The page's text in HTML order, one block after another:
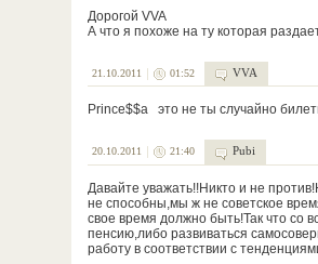
Дорогой VVA
А что я похоже на ту которая
21.10.2011 01:52 VVA
Prince$$a это не ты случайно
20.10.2011 21:40 Pubi
Давайте уважать!!Никто и не
не способны,мы ж не советское
свое время должно быть!Так что со
пенсию,либо развиваться
работу в соответствии с